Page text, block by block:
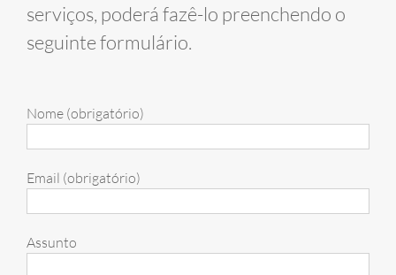
serviços, poderá fazê-lo preenchendo o
seguinte formulário.
Nome (obrigatório)
Email (obrigatório)
Assunto